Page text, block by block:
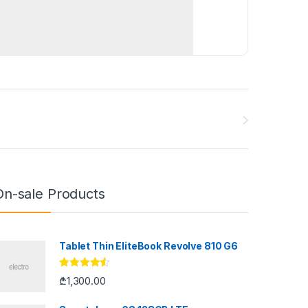
sale Products
Tablet Thin EliteBook Revolve 810 G6
შეფასება
4.33, 5-
₾1,300.00